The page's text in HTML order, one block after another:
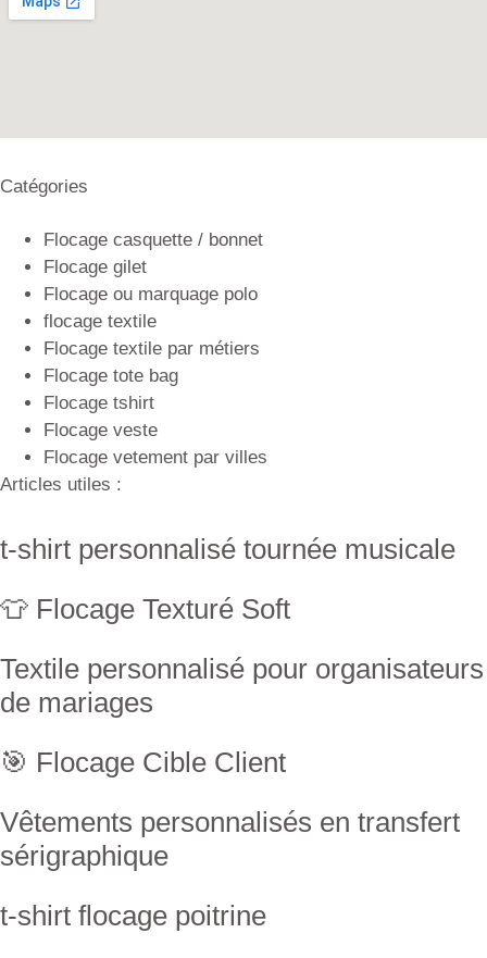
Catégories
Flocage casquette / bonnet
Flocage gilet
Flocage ou marquage polo
flocage textile
Flocage textile par métiers
Flocage tote bag
Flocage tshirt
Flocage veste
Flocage vetement par villes
Articles utiles :
t-shirt personnalisé tournée musicale
👕 Flocage Texturé Soft
Textile personnalisé pour organisateurs
de mariages
🎯 Flocage Cible Client
Vêtements personnalisés en transfert
sérigraphique
t-shirt flocage poitrine